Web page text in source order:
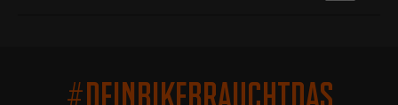
#DEINBIKEBRAUCHTDAS